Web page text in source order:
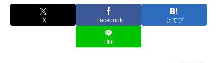
X Facebook はてブ
LINE